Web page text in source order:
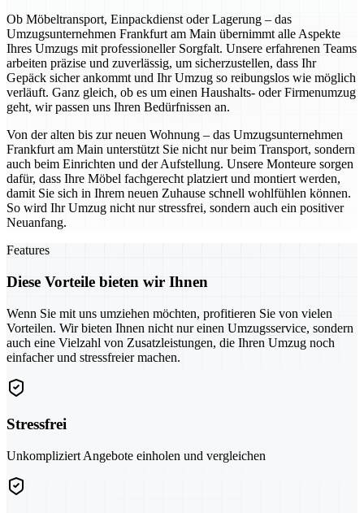
Ob Möbeltransport, Einpackdienst oder Lagerung – das
Umzugsunternehmen Frankfurt am Main übernimmt alle Aspekte
Ihres Umzugs mit professioneller Sorgfalt. Unsere erfahrenen Teams
arbeiten präzise und zuverlässig, um sicherzustellen, dass Ihr
Gepäck sicher ankommt und Ihr Umzug so reibungslos wie möglich
verläuft. Ganz gleich, ob es um einen Haushalts- oder Firmenumzug
geht, wir passen uns Ihren Bedürfnissen an.
Von der alten bis zur neuen Wohnung – das Umzugsunternehmen
Frankfurt am Main unterstützt Sie nicht nur beim Transport, sondern
auch beim Einrichten und der Aufstellung. Unsere Monteure sorgen
dafür, dass Ihre Möbel fachgerecht platziert und montiert werden,
damit Sie sich in Ihrem neuen Zuhause schnell wohlfühlen können.
So wird Ihr Umzug nicht nur stressfrei, sondern auch ein positiver
Neuanfang.
Features
Diese Vorteile bieten wir Ihnen
Wenn Sie mit uns umziehen möchten, profitieren Sie von vielen
Vorteilen. Wir bieten Ihnen nicht nur einen Umzugsservice, sondern
auch eine Vielzahl von Zusatzleistungen, die Ihren Umzug noch
einfacher und stressfreier machen.
Stressfrei
Unkompliziert Angebote einholen und vergleichen